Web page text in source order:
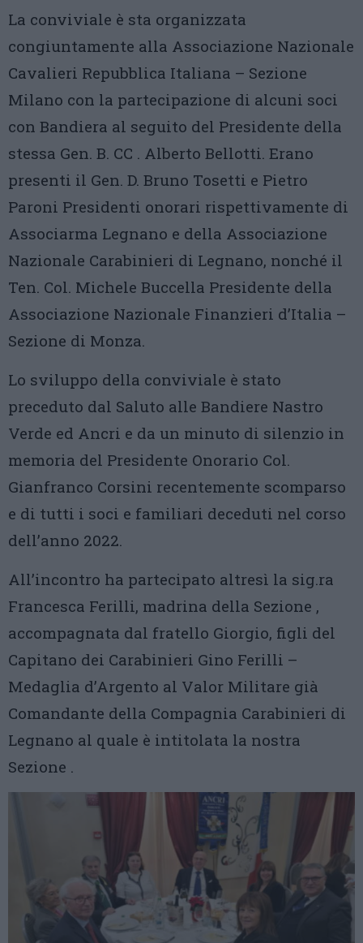
La conviviale è sta organizzata
congiuntamente alla Associazione Nazionale
Cavalieri Repubblica Italiana – Sezione
Milano con la partecipazione di alcuni soci
con Bandiera al seguito del Presidente della
stessa Gen. B. CC . Alberto Bellotti. Erano
presenti il Gen. D. Bruno Tosetti e Pietro
Paroni Presidenti onorari rispettivamente di
Associarma Legnano e della Associazione
Nazionale Carabinieri di Legnano, nonché il
Ten. Col. Michele Buccella Presidente della
Associazione Nazionale Finanzieri d’Italia –
Sezione di Monza.
Lo sviluppo della conviviale è stato
preceduto dal Saluto alle Bandiere Nastro
Verde ed Ancri e da un minuto di silenzio in
memoria del Presidente Onorario Col.
Gianfranco Corsini recentemente scomparso
e di tutti i soci e familiari deceduti nel corso
dell’anno 2022.
All’incontro ha partecipato altresì la sig.ra
Francesca Ferilli, madrina della Sezione ,
accompagnata dal fratello Giorgio, figli del
Capitano dei Carabinieri Gino Ferilli –
Medaglia d’Argento al Valor Militare già
Comandante della Compagnia Carabinieri di
Legnano al quale è intitolata la nostra
Sezione .